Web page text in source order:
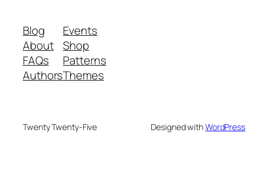
Blog
About
FAQs
Authors
Events
Shop
Patterns
Themes
Twenty Twenty-Five Designed withWordPress